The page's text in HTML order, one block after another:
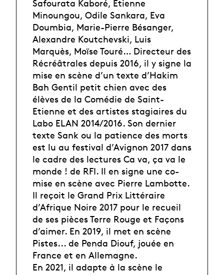
Safourata Kaboré, Étienne
Minoungou, Odile Sankara, Eva
Doumbia, Marie-Pierre Bésanger,
Alexandre Koutchevski, Luis
Marquès, Moïse Touré… Directeur des
Récréâtrales depuis 2016, il y signe la
mise en scène d’un texte d’Hakim
Bah Gentil petit chien avec des
élèves de la Comédie de Saint-
Etienne et des artistes stagiaires du
Labo ELAN 2014/2016. Son dernier
texte Sank ou la patience des morts
est lu au festival d’Avignon 2017 dans
le cadre des lectures Ca va, ça va le
monde ! de RFI. Il en signe une co-
mise en scène avec Pierre Lambotte.
Il reçoit le Grand Prix Littéraire
d’Afrique Noire 2017 pour le recueil
de ses pièces Terre Rouge et Façons
d’aimer. En 2019, il met en scène
Pistes... de Penda Diouf, jouée en
France et en Allemagne.
En 2021, il adapte à la scène le